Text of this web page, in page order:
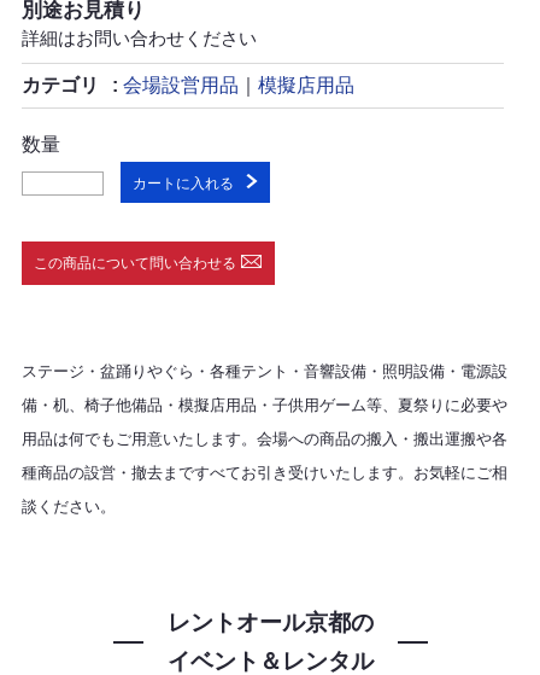
別途お見積り
詳細はお問い合わせください
カテゴリ 会場設営用品 ｜模擬店用品
数量
カートに入れる
この商品について問い合わせる
ステージ・盆踊りやぐら・各種テント・音響設備・照明設備・電源設
備・机、椅子他備品・模擬店用品・子供用ゲーム等、夏祭りに必要や
用品は何でもご用意いたします。会場への商品の搬入・搬出運搬や各
種商品の設営・撤去まですべてお引き受けいたします。お気軽にご相
談ください。
レントオール京都の
イベント＆レンタル